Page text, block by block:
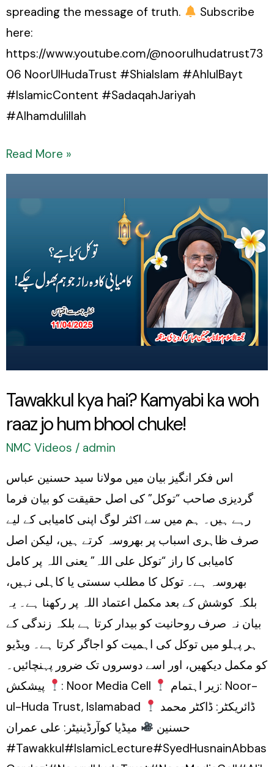
spreading the message of truth.
Subscribe
here:
https://www.youtube.com/@noorulhudatrust73
06 NoorUlHudaTrust #ShiaIslam #AhlulBayt
#IslamicContent #SadaqahJariyah
#Alhamdulillah
Read More »
Tawakkul kya hai? Kamyabi ka woh
raaz jo hum bhool chuke!
NMC Videos / admin
اس فکر انگیز بیان میں مولانا سید حسنین عباس
گردیزی صاحب “توکل” کی اصل حقیقت کو بیان فرما
رہے ہیں۔ ہم میں سے اکثر لوگ اپنی کامیابی کے لیے
صرف ظاہری اسباب پر بھروسہ کرتے ہیں، لیکن اصل
کامیابی کا راز “توکل علی اللہ” یعنی اللہ پر کامل
بھروسہ ہے۔ توکل کا مطلب سستی یا کاہلی نہیں،
بلکہ کوشش کے بعد مکمل اعتماد اللہ پر رکھنا ہے۔ یہ
بیان نہ صرف روحانیت کو بیدار کرتا ہے بلکہ زندگی کے
ہر پہلو میں توکل کی اہمیت کو اجاگر کرتا ہے۔ ویڈیو
کو مکمل دیکھیں، اور اسے دوسروں تک ضرور پہنچائیں۔
پیشکش: Noor Media Cell
ul-Huda Trust, Islamabad
حسنین
میڈیا کوآرڈینیٹر: علی عمران
#Tawakkul#IslamicLecture#SyedHusnainAbbas
Kamyabi
woh
bhool
chuke!